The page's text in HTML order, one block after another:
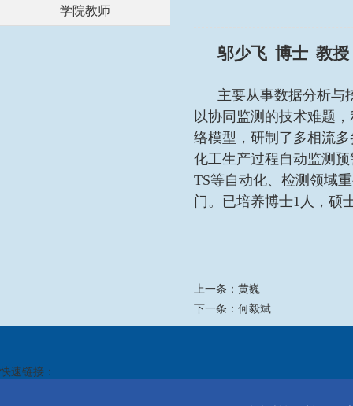
学院教师
邬少飞 博士 教
主要从事数据分析与
以协同监测的技术难题
络模型，研制了多相流
化工生产过程自动监测预
TS等自动化、检测领域
门 。 已培养博士1 人，硕
上一条： 黄巍
下一条： 何毅斌
快速链接：